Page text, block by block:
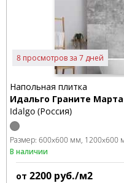
8 просмотров за 7 дней
Напольная плитка
Идальго Граните Марта
Idalgo (Россия)
Размер: 600x600 мм 1200x600
В наличии
от 2200 руб./м2